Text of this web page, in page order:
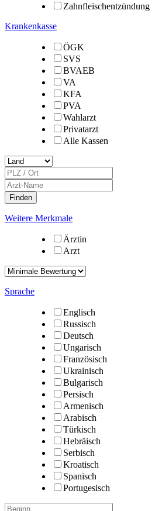
Zahnfleischentzündung
Krankenkasse
ÖGK
SVS
BVAEB
VA
KFA
PVA
Wahlarzt
Privatarzt
Alle Kassen
Weitere Merkmale
Ärztin
Arzt
Sprache
Englisch
Russisch
Deutsch
Ungarisch
Französisch
Ukrainisch
Bulgarisch
Persisch
Armenisch
Arabisch
Türkisch
Hebräisch
Serbisch
Kroatisch
Spanisch
Portugesisch